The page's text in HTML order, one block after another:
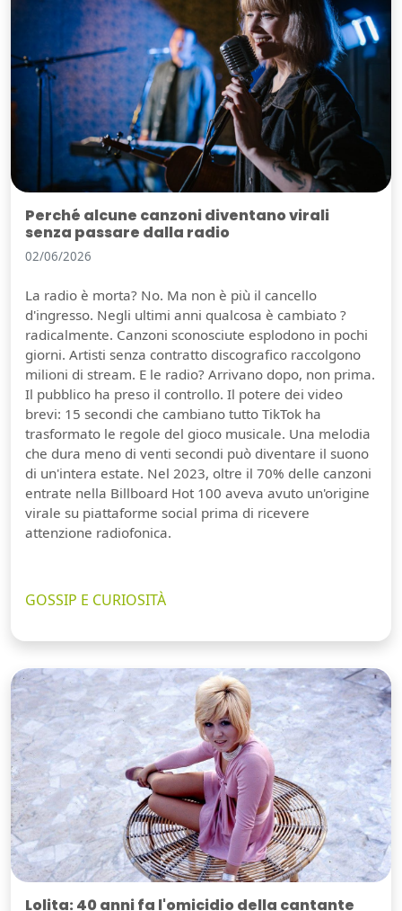
Perché alcune canzoni diventano virali
senza passare dalla radio
02/06/2026
La radio è morta? No. Ma non è più il cancello
d'ingresso. Negli ultimi anni qualcosa è cambiato ?
radicalmente. Canzoni sconosciute esplodono in pochi
giorni. Artisti senza contratto discografico raccolgono
milioni di stream. E le radio? Arrivano dopo, non prima.
Il pubblico ha preso il controllo. Il potere dei video
brevi: 15 secondi che cambiano tutto TikTok ha
trasformato le regole del gioco musicale. Una melodia
che dura meno di venti secondi può diventare il suono
di un'intera estate. Nel 2023, oltre il 70% delle canzoni
entrate nella Billboard Hot 100 aveva avuto un'origine
virale su piattaforme social prima di ricevere
attenzione radiofonica.
GOSSIP E CURIOSITÀ
Lolita: 40 anni fa l'omicidio della cantante